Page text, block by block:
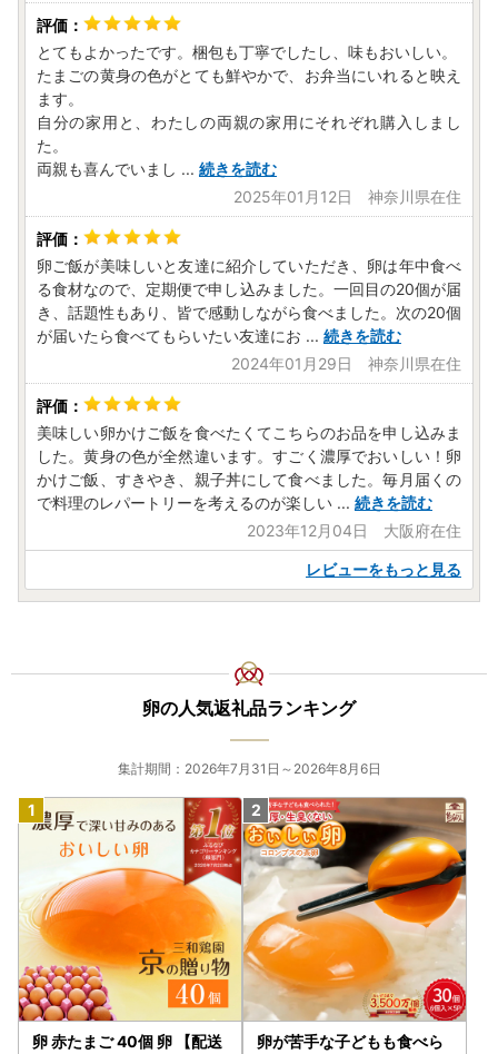
とてもよかったです。梱包も丁寧でしたし、味もおいしい。
たまごの黄身の色がとても鮮やかで、お弁当にいれると映え
ます。
自分の家用と、わたしの両親の家用にそれぞれ購入しまし
た。
両親も喜んでいまし ... 続きを読む
2025年01月12日 神奈川県在住
卵ご飯が美味しいと友達に紹介していただき、卵は年中食べ
る食材なので、定期便で申し込みました。一回目の20個が届
き、話題性もあり、皆で感動しながら食べました。次の20個
が届いたら食べてもらいたい友達にお ... 続きを読む
2024年01月29日 神奈川県在住
美味しい卵かけご飯を食べたくてこちらのお品を申し込みま
した。黄身の色が全然違います。すごく濃厚でおいしい！卵
かけご飯、すきやき、親子丼にして食べました。毎月届くの
で料理のレパートリーを考えるのが楽しい ... 続きを読む
2023年12月04日 大阪府在住
レビューをもっと見る
卵の人気返礼品ランキング
集計期間：2026年7月31日～2026年8月6日
卵 赤たまご 40個 卵 【配送
卵が苦手な子どもも食べら